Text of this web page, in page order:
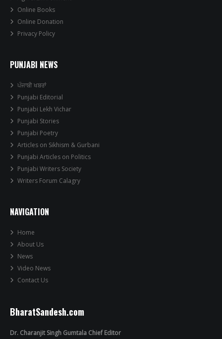
Online Books
Online Donation
Privacy Policy
PUNJABI NEWS
ਪੰਜਾਬੀ ਖਬਰਾਂ
Punjabi Editorial
Punjabi Lekh Vichar
Punjabi Stories
Punjabi Poetry
Articles on Sikhism & Gurbani
Punjabi Articles on Politics
Punjabi Writers Society
Writers Forum Calagry
NAVIGATION
Home
About Us
News
Video News
Contact Us
BharatSandesh.com
Dr. Charanjit Singh Gumtala Chief Editor